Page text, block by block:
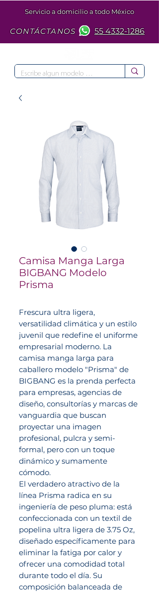
Servicio a domicilio a todo México
CONTÁCTANOS 55 4332-1286
Camisa Manga Larga
BIGBANG Modelo
Prisma
Frescura ultra ligera,
versatilidad climática y un estilo
juvenil que redefine el uniforme
empresarial moderno. La
camisa manga larga para
caballero modelo "Prisma" de
BIGBANG es la prenda perfecta
para empresas, agencias de
diseño, consultorías y marcas de
vanguardia que buscan
proyectar una imagen
profesional, pulcra y semi-
formal, pero con un toque
dinámico y sumamente
cómodo.
El verdadero atractivo de la
línea Prisma radica en su
ingeniería de peso pluma: está
confeccionada con un textil de
popelina ultra ligera de 3.75 Oz,
diseñado específicamente para
eliminar la fatiga por calor y
ofrecer una comodidad total
durante todo el día. Su
composición balanceada de